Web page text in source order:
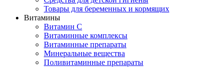
Товары для беременных и кормящих
Витамины
Витамин С
Витаминные комплексы
Витаминные препараты
Минеральные вещества
Поливитаминные препараты